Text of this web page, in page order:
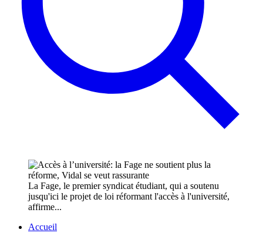
La Fage, le premier syndicat étudiant, qui a soutenu
jusqu'ici le projet de loi réformant l'accès à l'université,
affirme...
Accueil